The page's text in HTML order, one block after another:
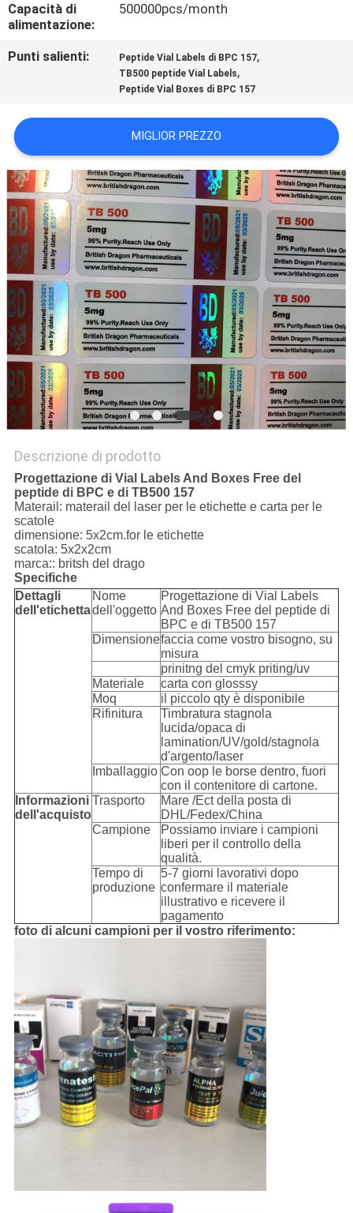
CASI
MAPPA
SITO
PRIVACY
POLICY
Capacità di
alimentazione:
500000pcs/month
Punti salienti: Peptide Vial Labels di BPC 157,
TB500 peptide Vial Labels,
Peptide Vial Boxes di BPC 157
MIGLIOR PREZZO
Descrizione di prodotto
Progettazione di Vial Labels And Boxes Free del
peptide di BPC e di TB500 157
Materail: materail del laser per le etichette e carta per le
scatole
dimensione: 5x2cm.for le etichette
scatola: 5x2x2cm
marca:: britsh del drago
Specifiche
Dettagli
dell'etichetta
Nome
dell'oggetto
Progettazione di Vial Labels
And Boxes Free del peptide di
BPC e di TB500 157
Dimensionefaccia come vostro bisogno, su
misura
prinitng del cmyk priting/uv
Materiale
carta con glosssy
Moq
il piccolo qty è disponibile
Rifinitura
Timbratura stagnola
lucida/opaca di
lamination/UV/gold/stagnola
d'argento/laser
Imballaggio Con oop le borse dentro, fuori
con il contenitore di cartone.
Informazioni
dell'acquisto
Trasporto
Mare /Ect della posta di
DHL/Fedex/China
Campione
Possiamo inviare i campioni
liberi per il controllo della
qualità.
Tempo di
produzione
5-7 giorni lavorativi dopo
confermare il materiale
illustrativo e ricevere il
pagamento
foto di alcuni campioni per il vostro riferimento: